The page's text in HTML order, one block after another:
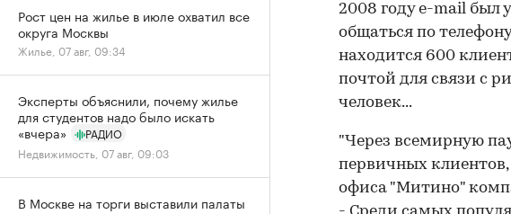
2008 году e-mail был
общаться по
находится 600
почтой для связи с
человек...
"Через всемирную
первичных
офиса "Митино"
Рост цен на жилье в июле охватил все
округа Москвы
Жилье, 07 авг, 09:34
Эксперты объяснили, почему жилье
для студентов надо было искать
«вчера»
РАДИО
Недвижимость, 07 авг, 09:03
В Москве на торги выставили палаты